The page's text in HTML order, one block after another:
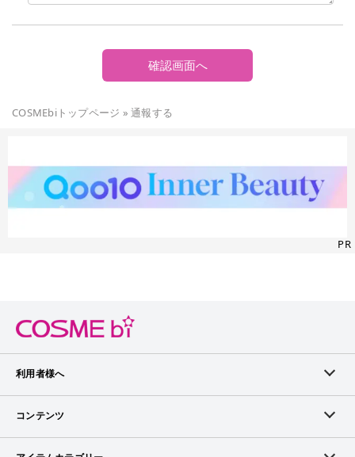
確認画面へ
COSMEbiトップページ »通報する
PR
利用者様へ
メンバーログイン
コンテンツ
ランキング